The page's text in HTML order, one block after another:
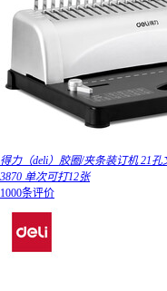
得力（deli）胶圈/夹条装订机 21
3870 单次可打12张
1000条评价